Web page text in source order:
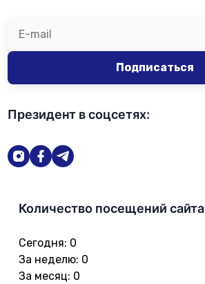
Подписаться
Президент в соцсетях:
Количество посещений сайта
Сегодня: 0
За неделю: 0
За месяц: 0